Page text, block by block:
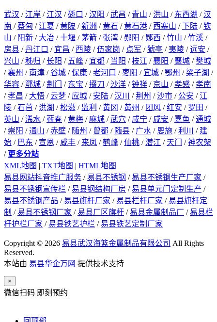
武汉 / 江岸 / 江汉 /硚口 /汉阳 /武昌 / 青山 / 洪山 / 东西湖 /汉
南 /蔡甸 / 江夏 /黄陂 /新洲 /黄石 /黄石港 / 西塞山 /下陆 /铁
山 / 阳新 / 大冶 /十堰 /茅箭 / 张湾 / 郧阳 / 郧西 /竹山 /竹溪 /
房县 /丹江口 / 宜昌 / 西陵 /伍家岗 / 点军 /猇亭 / 夷陵 /远安 /
兴山 /秭归 /长阳 / 五峰 / 宜都 / 当阳 /枝江 /襄阳 /襄城 /樊城
/襄州 / 南漳 /谷城 /保康 /老河口 /枣阳 / 宜城 /鄂州 / 梁子湖 /
华容 /鄂城 /荆门 / 东宝 /掇刀 /沙洋 /钟祥 / 京山 /孝感 /孝南
/孝昌 / 大悟 /云梦 / 应城 / 安陆 /汉川 /荆州 /沙市 / 公安 / 江
陵 /石首 / 洪湖 /松滋 / 监利 /黄冈 /黄州 / 团风 /红安 / 罗田 /
英山 /浠水 /蕲春 /黄梅 / 麻城 /武穴 / 咸宁 / 咸安 / 嘉鱼 /通城
/ 崇阳 /通山 /赤壁 / 随州 / 曾都 / 随县 / 广水 / 恩施 /利川 / 建
始 / 巴东 / 宣恩 / 咸丰 / 来凤 /鹤峰 /仙桃 /潜江 / 天门 /神农架
/ 更多分站
XML地图 | TXT地图 | HTML地图
易县网站抖音推广服务 /易县不锈钢 /易县不锈钢生产厂家 /
易县不锈钢宣传栏 /易县钢结构厂房 /易县单元门定制生产 /
易县不锈钢产品 /易县旗杆厂家 /易县栏杆厂家 /易县旗杆定
制 /易县不锈钢厂家 /易县厂区旗杆 /易县金属制品厂 /易县栏
杆护栏厂家 /易县铁艺护栏 /易县铁艺定制厂家
Copyright © 2026 易县武汉海篮金属制品有限公司 All Rights
Reserved.
本站由 易县华企万网 提供技术支持
×
微信扫码 即刻预约